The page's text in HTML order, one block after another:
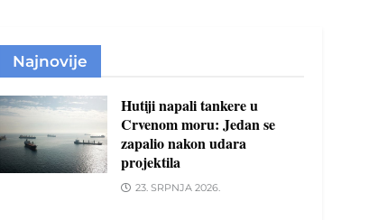
Najnovije
Hutiji napali tankere u
Crvenom moru: Jedan se
zapalio nakon udara
projektila
23. SRPNJA 2026.